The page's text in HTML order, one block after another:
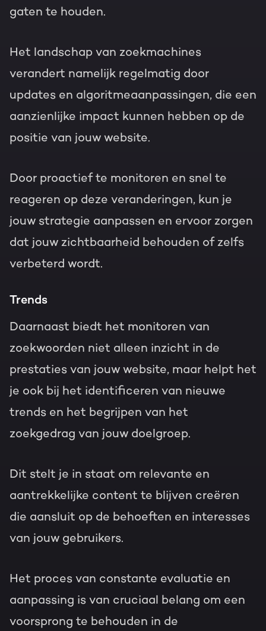
gaten te houden.
Het landschap van zoekmachines
verandert namelijk regelmatig door
updates en algoritmeaanpassingen, die een
aanzienlijke impact kunnen hebben op de
positie van jouw website.
Door proactief te monitoren en snel te
reageren op deze veranderingen, kun je
jouw strategie aanpassen en ervoor zorgen
dat jouw zichtbaarheid behouden of zelfs
verbeterd wordt.
Trends
Daarnaast biedt het monitoren van
zoekwoorden niet alleen inzicht in de
prestaties van jouw website, maar helpt het
je ook bij het identificeren van nieuwe
trends en het begrijpen van het
zoekgedrag van jouw doelgroep.
Dit stelt je in staat om relevante en
aantrekkelijke content te blijven creëren
die aansluit op de behoeften en interesses
van jouw gebruikers.
Het proces van constante evaluatie en
aanpassing is van cruciaal belang om een
voorsprong te behouden in de